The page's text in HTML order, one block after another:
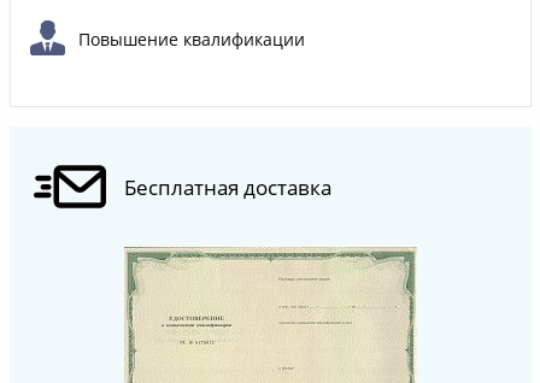
Повышение квалификации
Бесплатная доставка